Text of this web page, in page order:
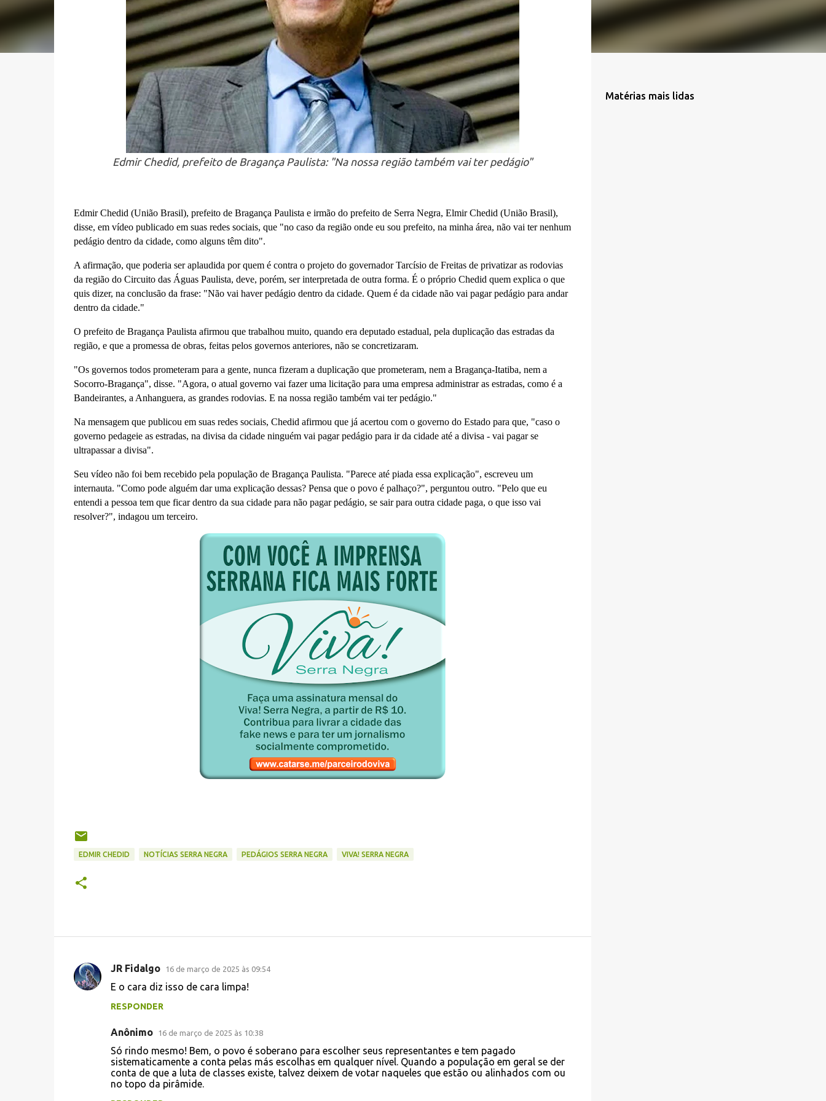
Edmir Chedid, prefeito de Bragança Paulista: "Na nossa região também vai ter pedágio"
Edmir Chedid (União Brasil), prefeito de Bragança Paulista e irmão do prefeito de Serra Negra, Elmir Chedid (União Brasil),
disse, em vídeo publicado em suas redes sociais, que "no caso da região onde eu sou prefeito, na minha área, não vai ter nenhum
pedágio dentro da cidade, como alguns têm dito".
A afirmação, que poderia ser aplaudida por quem é contra o projeto do governador Tarcísio de Freitas de privatizar as rodovias
da região do Circuito das Águas Paulista, deve, porém, ser interpretada de outra forma. É o próprio Chedid quem explica o que
quis dizer, na conclusão da frase: "Não vai haver pedágio dentro da cidade. Quem é da cidade não vai pagar pedágio para andar
dentro da cidade."
O prefeito de Bragança Paulista afirmou que trabalhou muito, quando era deputado estadual, pela duplicação das estradas da
região, e que a promessa de obras, feitas pelos governos anteriores, não se concretizaram.
"Os governos todos prometeram para a gente, nunca fizeram a duplicação que prometeram, nem a Bragança-Itatiba, nem a
Socorro-Bragança", disse. "Agora, o atual governo vai fazer uma licitação para uma empresa administrar as estradas, como é a
Bandeirantes, a Anhanguera, as grandes rodovias. E na nossa região também vai ter pedágio."
Na mensagem que publicou em suas redes sociais, Chedid afirmou que já acertou com o governo do Estado para que, "caso o
governo pedageie as estradas, na divisa da cidade ninguém vai pagar pedágio para ir da cidade até a divisa - vai pagar se
ultrapassar a divisa".
Seu vídeo não foi bem recebido pela população de Bragança Paulista. "Parece até piada essa explicação", escreveu um
internauta. "Como pode alguém dar uma explicação dessas? Pensa que o povo é palhaço?", perguntou outro. "Pelo que eu
entendi a pessoa tem que ficar dentro da sua cidade para não pagar pedágio, se sair para outra cidade paga, o que isso vai
resolver?", indagou um terceiro.
EDMIR CHEDID NOTÍCIAS SERRA NEGRA PEDÁGIOS SERRA NEGRA VIVA! SERRA NEGRA
C
JR Fidalgo 16 de março de 2025 às 09:54
E o cara diz isso de cara limpa!
RESPONDER
Anônimo 16 de março de 2025 às 10:38
Só rindo mesmo! Bem, o povo é soberano para escolher seus representantes e tem pagado
sistematicamente a conta pelas más escolhas em qualquer nível. Quando a população em geral se der
conta de que a luta de classes existe, talvez deixem de votar naqueles que estão ou alinhados com ou
no topo da pirâmide.
Matérias mais lidas